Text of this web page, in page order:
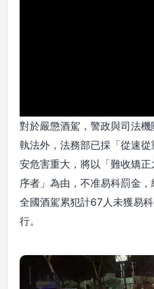
對於嚴懲酒駕，警政與司法
執法外，法務部已採「從速
安危害重大，將以「難收矯
序者」為由，不准易科罰金
全國酒駕累犯計67人未獲易
行。